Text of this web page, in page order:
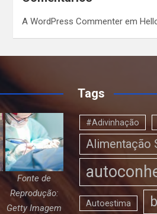
A WordPress Commenter em
Fonte de
Reprodução:
Getty Imagem
Tags
#Adivinhação
Alimentação
Autoestima